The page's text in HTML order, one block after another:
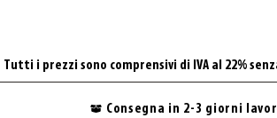
Tutti i prezzi sono comprensivi di IVA al 22%
Consegna in 2-3 giorni